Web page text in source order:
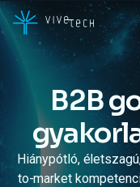
B2B
Hiánypótló,
to-market